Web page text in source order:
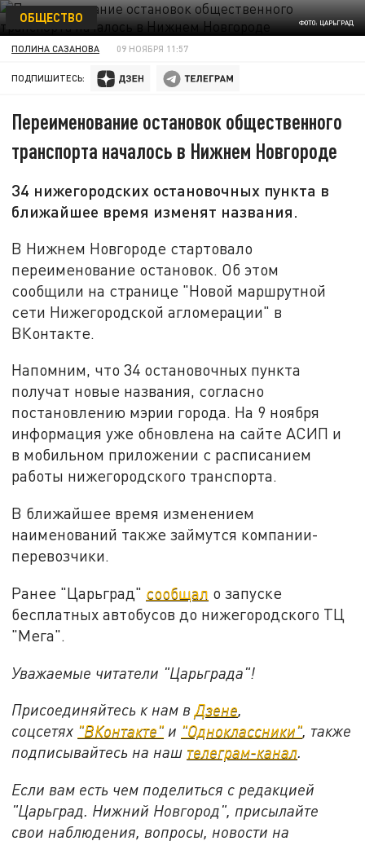
ФОТО: ЦАРЬГРАД
ОБЩЕСТВО
ПОЛИНА САЗАНОВА 09 НОЯБРЯ 11:57
ПОДПИШИТЕСЬ:
Переименование остановок общественного
транспорта началось в Нижнем Новгороде
34 нижегородских остановочных пункта в
ближайшее время изменят названия.
В Нижнем Новгороде стартовало
переименование остановок. Об этом
сообщили на странице "Новой маршрутной
сети Нижегородской агломерации" в
ВКонтакте.
Напомним, что 34 остановочных пункта
получат новые названия, согласно
постановлению мэрии города. На 9 ноября
информация уже обновлена на сайте АСИП и
в мобильном приложении с расписанием
работы нижегородского транспорта.
В ближайшее время изменением
наименований также займутся компании-
перевозчики.
Ранее "Царьград" сообщал о запуске
бесплатных автобусов до нижегородского ТЦ
"Мега".
Уважаемые читатели "Царьграда"!
Присоединяйтесь к нам вДзене,
соцсетях "ВКонтакте" и "Одноклассники", также
подписывайтесь на наш телеграм-канал.
Если вам есть чем поделиться с редакцией
"Царьград. Нижний Новгород", присылайте
свои наблюдения, вопросы, новости на